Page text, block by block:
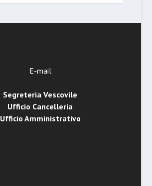
E-mail
Segreteria Vescovile
Ufficio Cancelleria
Ufficio Amministrativo